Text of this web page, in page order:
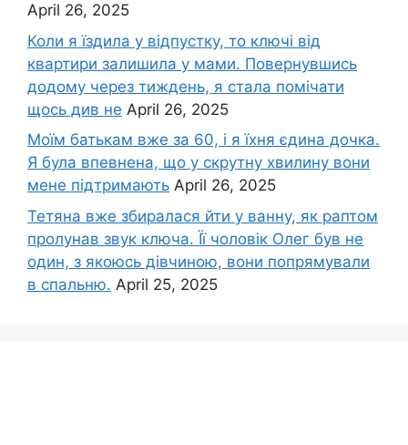
April 26, 2025
Коли я їздила у відпустку, то ключі від
квартири залишила у мами. Повернувшись
додому через тиждень, я стала помічати
щось див не April 26, 2025
Моїм батькам вже за 60, і я їхня єдина дочка.
Я була впевнена, що у скрутну хвилину вони
мене підтримають April 26, 2025
Тетяна вже збиралася йти у ванну, як раптом
пролунав звук ключа. Її чоловік Олег був не
один, з якоюсь дівчиною, вони попрямували
в спальню. April 25, 2025